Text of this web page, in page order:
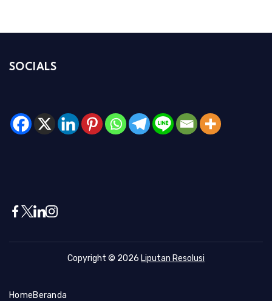
SOCIALS
Copyright © 2026 Liputan Resolusi
HomeBeranda